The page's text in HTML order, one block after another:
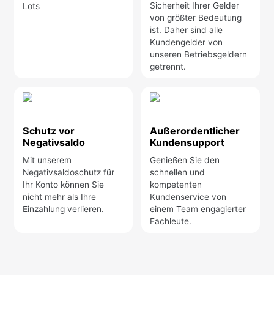
Lots
Sicherheit Ihrer Gelder
von größter Bedeutung
ist. Daher sind alle
Kundengelder von
unseren Betriebsgeldern
getrennt.
Schutz vor
Negativsaldo
Mit unserem
Negativsaldoschutz für
Ihr Konto können Sie
nicht mehr als Ihre
Einzahlung verlieren.
Außerordentlicher
Kundensupport
Genießen Sie den
schnellen und
kompetenten
Kundenservice von
einem Team engagierter
Fachleute.